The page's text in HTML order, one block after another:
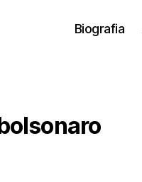
Biografia